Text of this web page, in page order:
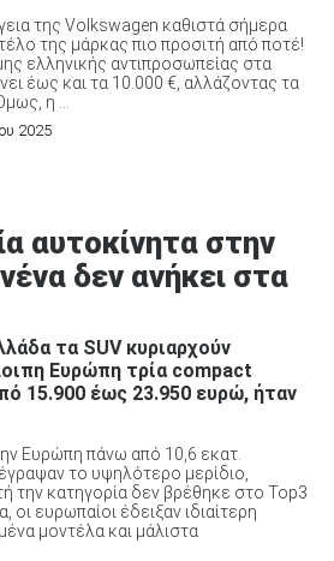
της Volkswagen καθιστά σήμερα
της μάρκας πιο προσιτή από ποτέ!
ελληνικής αντιπροσωπείας στα
έως και τα 10.000 €, αλλάζοντας τα
η ...
2025
αυτοκίνητα στην
δεν ανήκει στα
τα SUV κυριαρχούν
Ευρώπη τρία compact
15.900 έως 23.950 ευρώ, ήταν
Ευρώπη πάνω από 10,6 εκατ.
το υψηλότερο μερίδιο,
την κατηγορία δεν βρέθηκε στο Top3
ευρωπαίοι έδειξαν ιδιαίτερη
μοντέλα και μάλιστα